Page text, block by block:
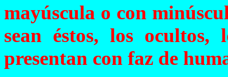
mayúscula o con
sean éstos, los ocultos,
presentan con faz de